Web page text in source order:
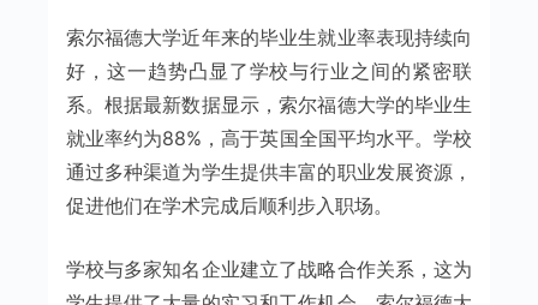
索尔福德大学近年来的毕业生就业率表现持续向
好，这一趋势凸显了学校与行业之间的紧密联
系。根据最新数据显示，索尔福德大学的毕业生
就业率约为88%，高于英国全国平均水平。学校
通过多种渠道为学生提供丰富的职业发展资源，
促进他们在学术完成后顺利步入职场。
学校与多家知名企业建立了战略合作关系，这为